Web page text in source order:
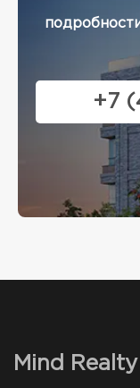
+7
Mind Realty